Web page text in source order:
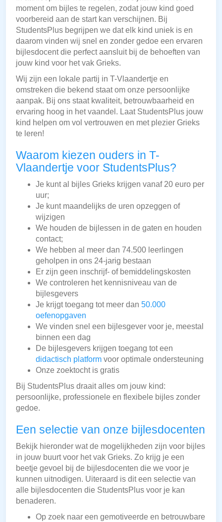
moment om bijles te regelen, zodat jouw kind goed
voorbereid aan de start kan verschijnen. Bij
StudentsPlus begrijpen we dat elk kind uniek is en
daarom vinden wij snel en zonder gedoe een ervaren
bijlesdocent die perfect aansluit bij de behoeften van
jouw kind voor het vak Grieks.
Wij zijn een lokale partij in T-Vlaandertje en
omstreken die bekend staat om onze persoonlijke
aanpak. Bij ons staat kwaliteit, betrouwbaarheid en
ervaring hoog in het vaandel. Laat StudentsPlus jouw
kind helpen om vol vertrouwen en met plezier Grieks
te leren!
Waarom kiezen ouders in T-
Vlaandertje voor StudentsPlus?
Je kunt al bijles Grieks krijgen vanaf 20 euro per
uur;
Je kunt maandelijks de uren opzeggen of
wijzigen
We houden de bijlessen in de gaten en houden
contact;
We hebben al meer dan 74.500 leerlingen
geholpen in ons 24-jarig bestaan
Er zijn geen inschrijf- of bemiddelingskosten
We controleren het kennisniveau van de
bijlesgevers
Je krijgt toegang tot meer dan 50.000
oefenopgaven
We vinden snel een bijlesgever voor je, meestal
binnen een dag
De bijlesgevers krijgen toegang tot een
didactisch platform voor optimale ondersteuning
Onze zoektocht is gratis
Bij StudentsPlus draait alles om jouw kind:
persoonlijke, professionele en flexibele bijles zonder
gedoe.
Een selectie van onze bijlesdocenten
Bekijk hieronder wat de mogelijkheden zijn voor bijles
in jouw buurt voor het vak Grieks. Zo krijg je een
beetje gevoel bij de bijlesdocenten die we voor je
kunnen uitnodigen. Uiteraard is dit een selectie van
alle bijlesdocenten die StudentsPlus voor je kan
benaderen.
Op zoek naar een gemotiveerde en betrouwbare